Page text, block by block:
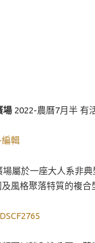
場 2022-農曆7月半
場屬於一座大人系非
風格聚落特質的複